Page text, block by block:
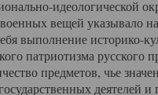
идеологической
вещей указывало
выполнение историко-
патриотизма русского
предметов, чье
деятелей и